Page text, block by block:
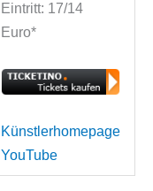
Eintritt: 17/14
Euro*
Künstlerhomepage
YouTube